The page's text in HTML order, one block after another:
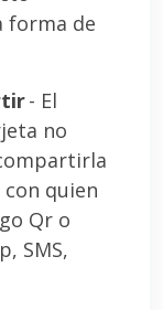
forma de
- El
no
quien
Qr o
SMS,